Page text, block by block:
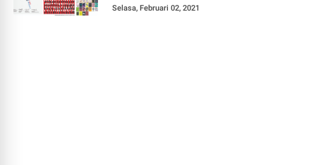
Selasa, Februari 02, 2021